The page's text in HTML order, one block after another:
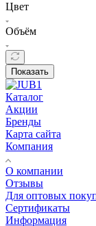
Цвет
Объём
Показать
Каталог
Акции
Бренды
Карта сайта
Компания
О компании
Отзывы
Для оптовых
Сертификаты
Информация